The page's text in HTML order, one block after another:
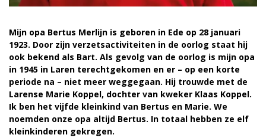
Mijn opa Bertus Merlijn is geboren in Ede op 28 januari
1923. Door zijn verzetsactiviteiten in de oorlog staat hij
ook bekend als Bart. Als gevolg van de oorlog is mijn opa
in 1945 in Laren terechtgekomen en er – op een korte
periode na – niet meer weggegaan. Hij trouwde met de
Larense Marie Koppel, dochter van kweker Klaas Koppel.
Ik ben het vijfde kleinkind van Bertus en Marie. We
noemden onze opa altijd Bertus. In totaal hebben ze elf
kleinkinderen gekregen.